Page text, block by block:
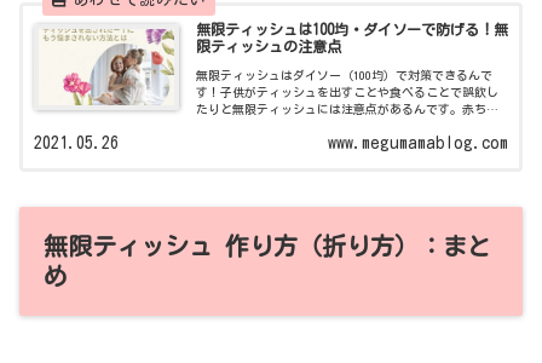
無限ティッシュは100均・ダイソーで防げる！無
限ティッシュの注意点
無限ティッシュはダイソー（100均）で対策できるんで
す！子供がティッシュを出すことや食べることで誤飲し
たりと無限ティッシュには注意点があるんです。赤ちゃ
www.megumamablog.com
2021.05.26
無限ティッシュ 作り方（折り方）：まと
め